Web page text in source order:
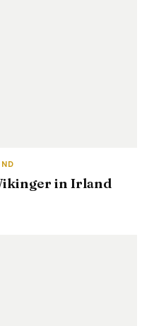
in Irland